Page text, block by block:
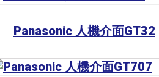
Panasonic 人機介面GT32